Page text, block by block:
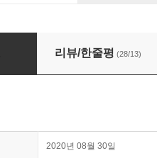
리뷰/한줄평 (28/13)
2020년 08월 30일